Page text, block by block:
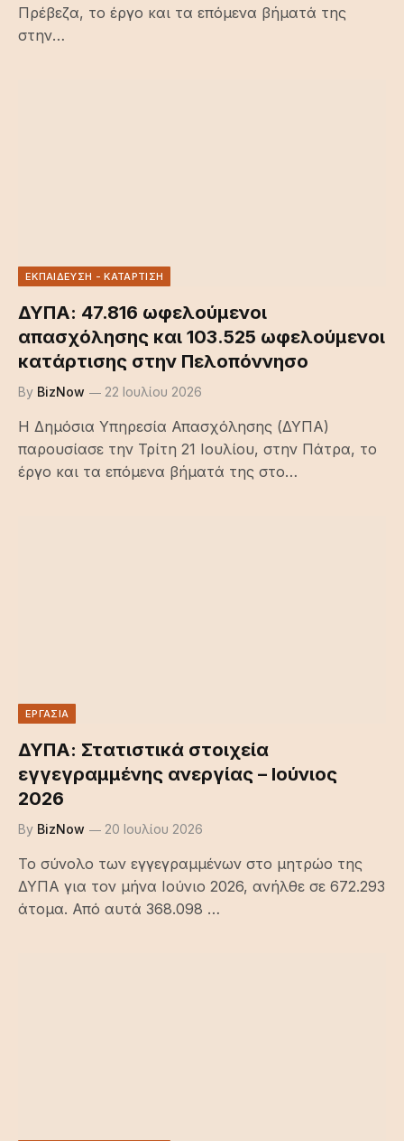
Πρέβεζα, το έργο και τα επόμενα βήματά της
στην…
ΕΚΠΑΙΔΕΥΣΗ - ΚΑΤΑΡΤΙΣΗ
ΔΥΠΑ: 47.816 ωφελούμενοι
απασχόλησης και 103.525 ωφελούμενοι
κατάρτισης στην Πελοπόννησο
By BizNow 22 Ιουλίου 2026
Η Δημόσια Υπηρεσία Απασχόλησης (ΔΥΠΑ)
παρουσίασε την Τρίτη 21 Ιουλίου, στην Πάτρα, το
έργο και τα επόμενα βήματά της στο…
ΕΡΓΑΣΙΑ
ΔΥΠΑ: Στατιστικά στοιχεία
εγγεγραμμένης ανεργίας – Ιούνιος
2026
By BizNow 20 Ιουλίου 2026
Το σύνολο των εγγεγραμμένων στο μητρώο της
ΔΥΠΑ για τον μήνα Ιούνιο 2026, ανήλθε σε 672.293
άτομα. Από αυτά 368.098 …